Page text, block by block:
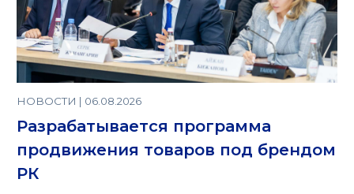
НОВОСТИ | 06.08.2026
Разрабатывается программа
продвижения товаров под брендом
РК